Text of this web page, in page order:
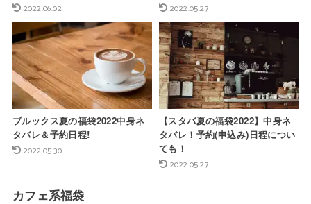
2022.06.02
2022.05.27
ブルックス夏の福袋2022中身ネ
タバレ＆予約日程!
2022.05.30
【スタバ夏の福袋2022】中身ネ
タバレ！予約(申込み)日程につい
ても！
2022.05.27
カフェ系福袋